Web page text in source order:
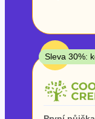
V hotovosti
ano
ne
TOP
Sleva 30%: